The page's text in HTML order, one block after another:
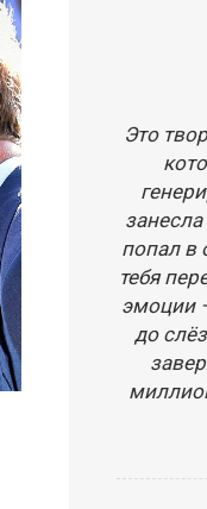
Это
попал в
тебя
эмоции
до